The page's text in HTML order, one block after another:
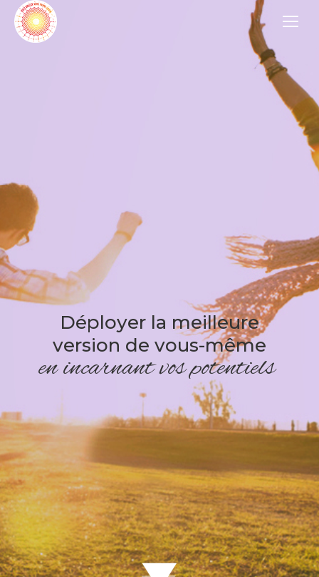
Déployer la meilleure
version de vous-même
enincarnantvospotentiels